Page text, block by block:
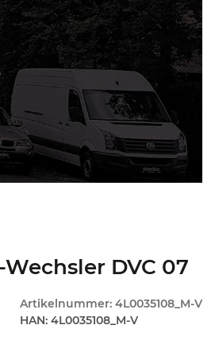
DVC 07
Artikelnummer: 4L0035108_M-V
HAN: 4L0035108_M-V